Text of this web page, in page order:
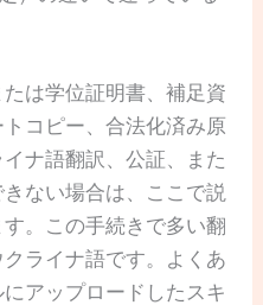
は学位証明書、補足資
コピー、合法化済み原
ナ語翻訳、公証、また
ない場合は、ここで説
。この手続きで多い翻
ライナ語です。よくあ
アップロードしたスキ